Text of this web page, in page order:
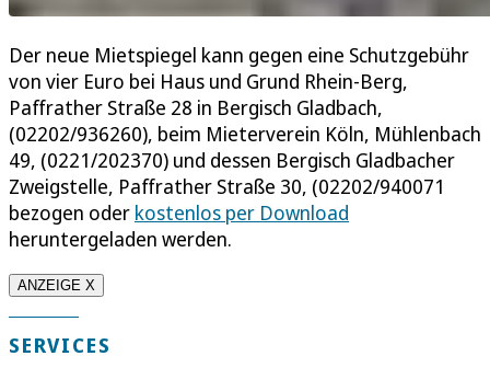
Der neue Mietspiegel kann gegen eine Schutzgebühr
von vier Euro bei Haus und Grund Rhein-Berg,
Paffrather Straße 28 in Bergisch Gladbach,
(02202/936260), beim Mieterverein Köln, Mühlenbach
49, (0221/202370) und dessen Bergisch Gladbacher
Zweigstelle, Paffrather Straße 30, (02202/940071
bezogen oder kostenlos per Download
heruntergeladen werden.
ANZEIGE X
SERVICES